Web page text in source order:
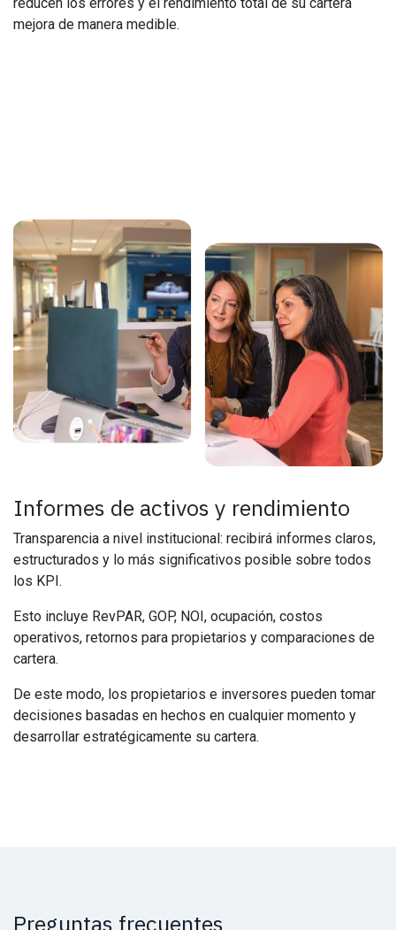
mejora de manera medible.
Informes de activos y rendimiento
Transparencia a nivel institucional: recibirá informes claros,
estructurados y lo más significativos posible sobre todos
los KPI.
Esto incluye RevPAR, GOP, NOI, ocupación, costos
operativos, retornos para propietarios y comparaciones de
cartera.
De este modo, los propietarios e inversores pueden tomar
decisiones basadas en hechos en cualquier momento y
desarrollar estratégicamente su cartera.
Preguntas frecuentes